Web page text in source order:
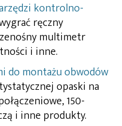
kontrolno-
ręczny
multimetr
i inne.
do montażu obwodów
opaski na
150-
i inne produkty.